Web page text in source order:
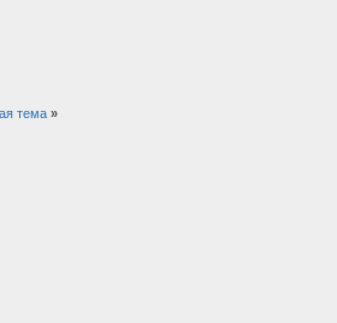
тема »